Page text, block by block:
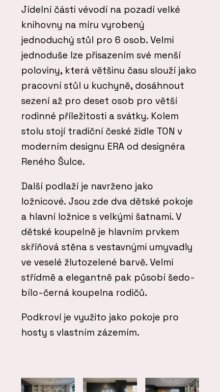
Jídelní části vévodí na pozadí velké
knihovny na míru vyrobený
jednoduchý stůl pro 6 osob. Velmi
jednoduše lze přisazením své menší
poloviny, která většinu času slouží jako
pracovní stůl u kuchyně, dosáhnout
sezení až pro deset osob pro větší
rodinné příležitosti a svátky. Kolem
stolu stojí tradiční české židle TON v
moderním designu ERA od designéra
Reného Šulce.
Další podlaží je navrženo jako
ložnicové. Jsou zde dva dětské pokoje
a hlavní ložnice s velkými šatnami. V
dětské koupelně je hlavním prvkem
skříňová stěna s vestavnými umyvadly
ve veselé žlutozelené barvě. Velmi
střídmě a elegantně pak působí šedo-
bílo-černá koupelna rodičů.
Podkroví je využito jako pokoje pro
hosty s vlastním zázemím.